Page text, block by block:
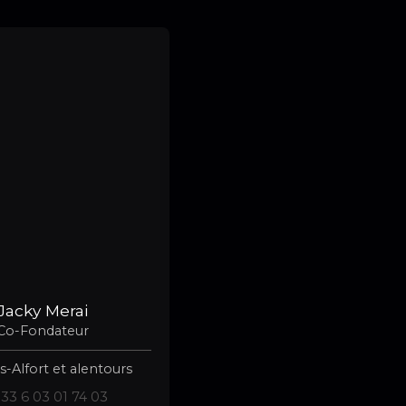
Merai
Fondateur
Alfort et alentours
6 03 01 74 03